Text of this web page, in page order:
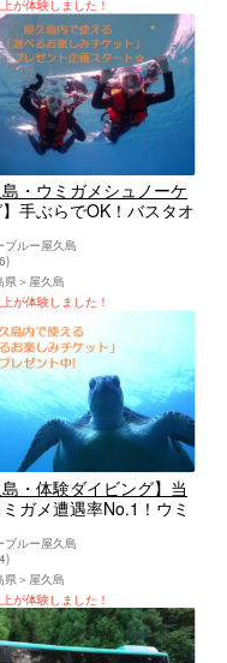
が体験しました！
島・ウミガメシュノーケ
】手ぶらでOK！バスタオ
☆到着日・離島日にも
アクティビティ♪初心
お1人参加・ファミリ
間・社員旅行に☆
ブルー屋久島
県
屋久島
が体験しました！
島・体験ダイビング】当
ガメ遭遇率No.1！ウミ
イビング！未経験者、
お勧め！島内で使える
みチケット」プレゼン
ブルー屋久島
県
屋久島
が体験しました！